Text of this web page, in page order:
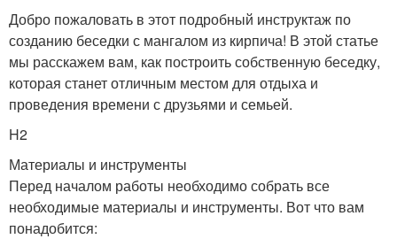
Добро пожаловать в этот подробный инструктаж по
созданию беседки с мангалом из кирпича! В этой статье
мы расскажем вам, как построить собственную беседку,
которая станет отличным местом для отдыха и
проведения времени с друзьями и семьей.
H2
Материалы и инструменты
Перед началом работы необходимо собрать все
необходимые материалы и инструменты. Вот что вам
понадобится: